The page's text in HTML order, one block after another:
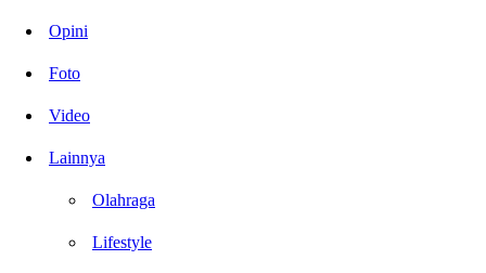
Opini
Foto
Video
Lainnya
Olahraga
Lifestyle